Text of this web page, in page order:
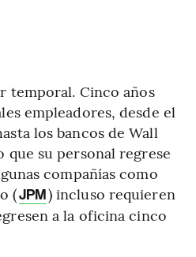
temporal. Cinco años
empleadores, desde el
los bancos de Wall
su personal regrese
compañías como
(JPM) incluso requieren
a la oficina cinco